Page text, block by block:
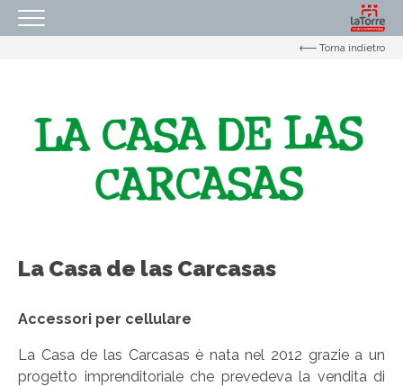
ORARI
PROMOZIONI
EVENTI
IL TUO BUSINESS AL CENTRO
CONTATTI
Torna indietro
La Casa de las Carcasas
Accessori per cellulare
La Casa de las Carcasas è nata nel 2012 grazie a un
progetto imprenditoriale che prevedeva la vendita di